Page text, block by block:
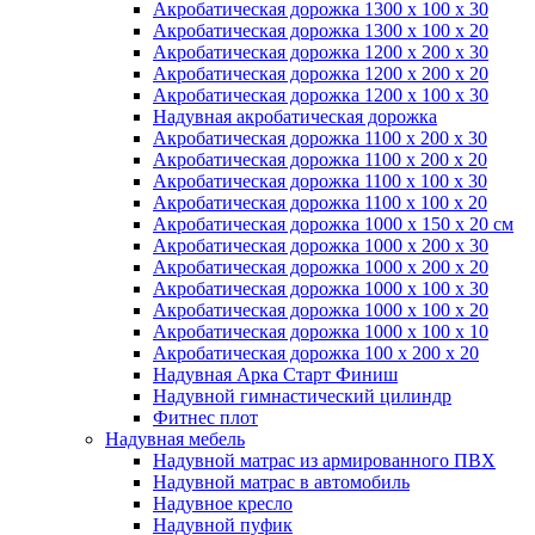
Акробатическая дорожка 1300 x 100 x 30
Акробатическая дорожка 1300 x 100 x 20
Акробатическая дорожка 1200 x 200 x 30
Акробатическая дорожка 1200 x 200 x 20
Акробатическая дорожка 1200 x 100 x 30
Надувная акробатическая дорожка
Акробатическая дорожка 1100 x 200 x 30
Акробатическая дорожка 1100 x 200 x 20
Акробатическая дорожка 1100 x 100 x 30
Акробатическая дорожка 1100 x 100 x 20
Акробатическая дорожка 1000 x 150 x 20 см
Акробатическая дорожка 1000 x 200 x 30
Акробатическая дорожка 1000 x 200 x 20
Акробатическая дорожка 1000 x 100 x 30
Акробатическая дорожка 1000 x 100 x 20
Акробатическая дорожка 1000 x 100 x 10
Акробатическая дорожка 100 x 200 x 20
Надувная Арка Старт Финиш
Надувной гимнастический цилиндр
Фитнес плот
Надувная мебель
Надувной матрас из армированного ПВХ
Надувной матрас в автомобиль
Надувное кресло
Надувной пуфик